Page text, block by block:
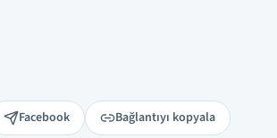
Facebook Bağlantıyı kopyala